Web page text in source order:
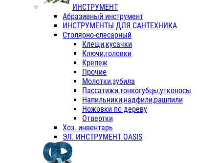
ИНСТРУМЕНТ
Абразивный инструмент
ИНСТРУМЕНТЫ ДЛЯ САНТЕХНИКА
Столярно-слесарный
Клещи,кусачки
Ключи,головки
Крепеж
Прочие
Молотки,зубила
Пассатижи,тонкогубцы,утконосы
Напильники,надфили,рашпили
Ножовки по дереву
Отвертки
Хоз. инвентарь
ЭЛ. ИНСТРУМЕНТ OASIS